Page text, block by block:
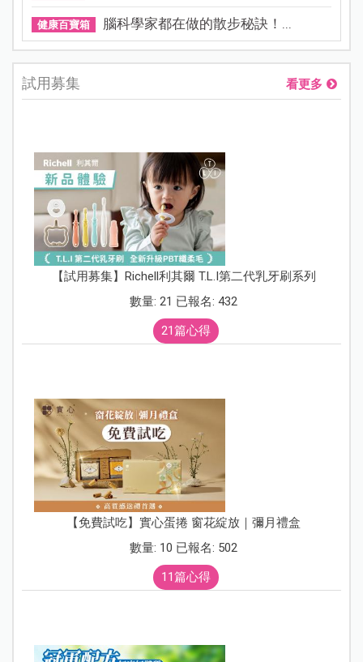
健康百寶箱 腦科學家都在做的散步秘訣！...
試用募集 看更多
【試用募集】Richell利其爾 T.L.I第二代乳牙刷系列
數量: 21 已報名: 432
21篇心得
【免費試吃】實心蛋捲 窗花綻放｜彌月禮盒
數量: 10 已報名: 502
11篇心得